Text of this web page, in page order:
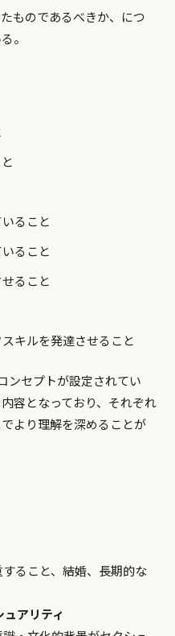
ものであるべきか、につ
。
ること
ること
ること
キルを発達させること
ンセプトが設定されてい
容となっており、それぞれ
より理解を深めることが
ること、結婚、長期的な
アリティ